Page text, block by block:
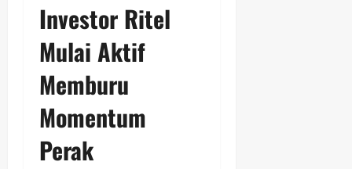
Investor Ritel
Mulai Aktif
Memburu
Momentum
Perak